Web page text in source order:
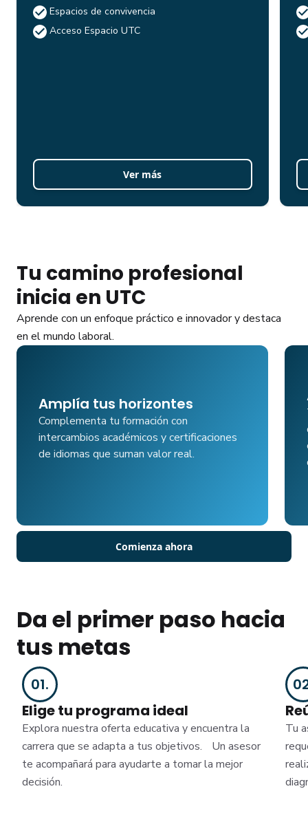
Espacios de convivencia
Acceso Espacio UTC
Ver más
Tu camino profesional
inicia en UTC
Aprende con un enfoque práctico e innovador y destaca
en el mundo laboral.
Amplía tus horizontes
Complementa tu formación con
intercambios académicos y certificaciones
de idiomas que suman valor real.
Comienza ahora
Da el primer paso hacia
tus metas
01.
Elige tu programa ideal
Explora nuestra oferta educativa y encuentra la
carrera que se adapta a tus objetivos. Un asesor
te acompañará para ayudarte a tomar la mejor
decisión.
Tu